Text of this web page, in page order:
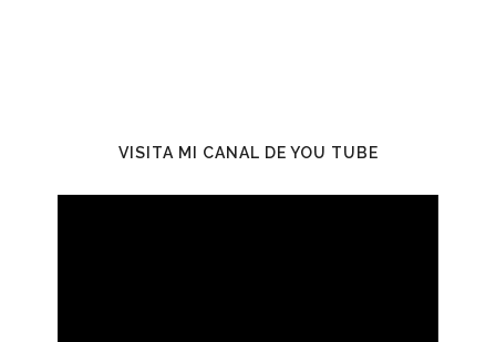
VISITA MI CANAL DE YOU TUBE